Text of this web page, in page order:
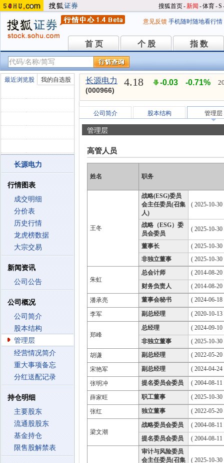
搜狐首页-新闻 -体育-S
意见反馈 手机随时随地看行情
首 页
首 页 个 股
个 股 指 数
指 数
最近浏览股 我的自选股
长源电力
行情图表
成交明细
分价表
历史行情
龙虎榜数据
大宗交易
新闻资讯
公司公告
公司概况
公司简介
股本结构
管理层
经营情况简介
重大事项备忘
分红送配记录
持仓明细
主要股东
流通股股东
基金持仓
限售股解禁表
长源电力
(000966)
4.18 -0.03 -0.71%
公司简介 股本结构 管理层
管理层
高管人员
姓名 职务
王冬
战略(ESG)委员
会主任委员(召集
人)
( 2025-10-
战略（ESG）委
员会委员
( 2025-10-
董事长
( 2025-10-
非独立董事
( 2025-10-
朱虹
总会计师
( 2014-08-
财务负责人
( 2014-08-
潘承亮
董事会秘书 ( 2024-06-
李军 副总经理 ( 2020-10-
郑峰
总经理
( 2024-09-
非独立董事
( 2025-10-
胡谦
副总经理 ( 2022-05-
宋艳军 副总经理 ( 2024-04-
张明冲 提名委员会委员 ( 2004-08-
薛家旺 职工董事 ( 2025-10-
张红 独立董事 ( 2022-05-
梁文潮
战略委员会委员
( 2004-08-
提名委员会委员
( 2004-08-
审计与风险委员
会主任委员(召集
( 2025-10-